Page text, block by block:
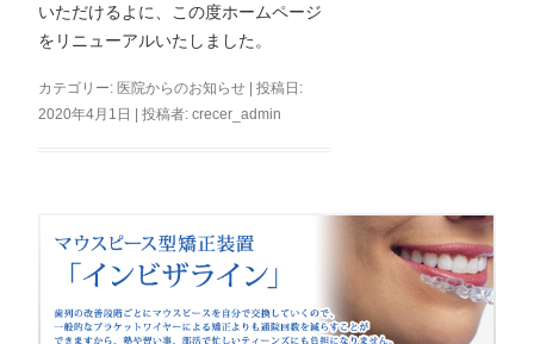
いただけるよに、この度ホームページ
をリニューアルいたしました。
カテゴリー: 医院からのお知らせ | 投稿日:
2020年4月1日 |投稿者:crecer_admin